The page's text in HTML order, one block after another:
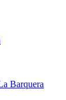
Barquera